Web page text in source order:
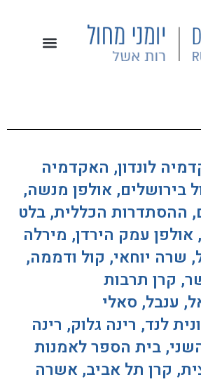
לונדון, האקדמיה
בירושלים, אולפן מנשה,
ההסתדרות הכללית, בלט
עמק הירדן, מירלה
שרה יוחאי, קול ודממה,
קרן תרבות
ענבל, סאלי
לנד, רינה גלוק, רינה
בית הספר לאמנות
קרן תל אביב, אשרה